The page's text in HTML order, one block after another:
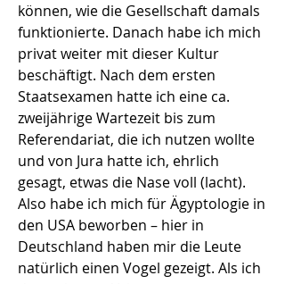
können, wie die Gesellschaft damals
funktionierte. Danach habe ich mich
privat weiter mit dieser Kultur
beschäftigt. Nach dem ersten
Staatsexamen hatte ich eine ca.
zweijährige Wartezeit bis zum
Referendariat, die ich nutzen wollte
und von Jura hatte ich, ehrlich
gesagt, etwas die Nase voll (lacht).
Also habe ich mich für Ägyptologie in
den USA beworben – hier in
Deutschland haben mir die Leute
natürlich einen Vogel gezeigt. Als ich